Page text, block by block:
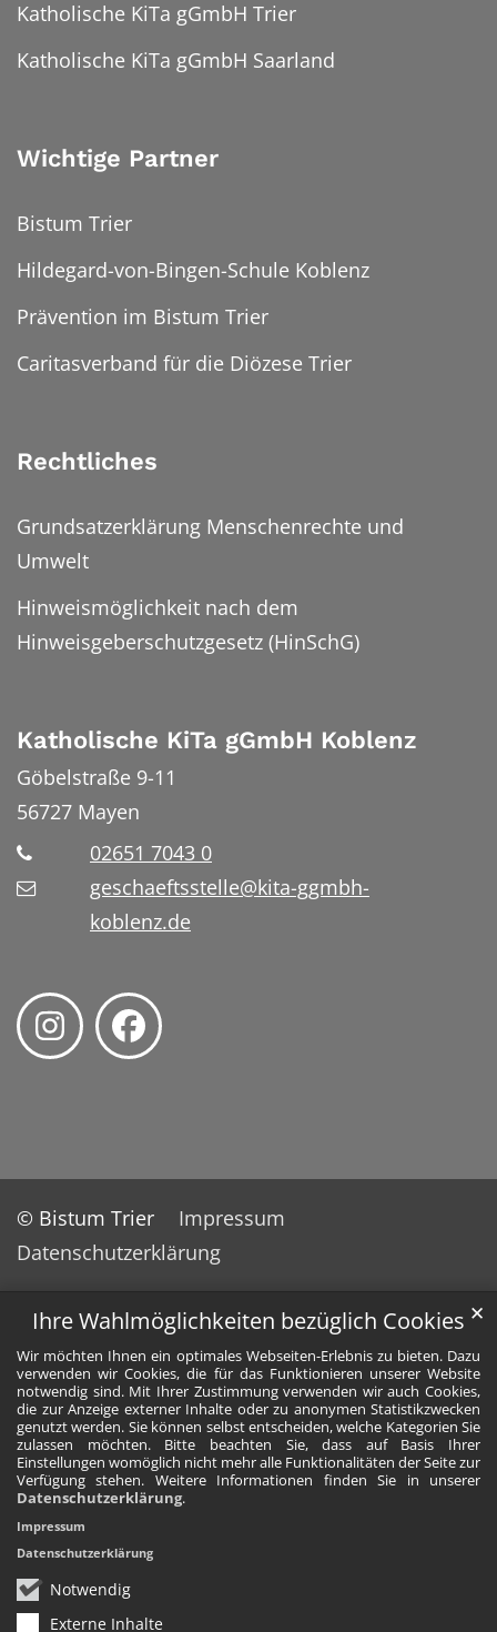
Ihre Wahlmöglichkeiten bezüglich Cookies
Wir möchten Ihnen ein optimales Webseiten-Erlebnis zu bieten. Dazu
verwenden wir Cookies, die für das Funktionieren unserer Website
notwendig sind. Mit Ihrer Zustimmung verwenden wir auch Cookies,
die zur Anzeige externer Inhalte oder zu anonymen Statistikzwecken
genutzt werden. Sie können selbst entscheiden, welche Kategorien Sie
zulassen möchten. Bitte beachten Sie, dass auf Basis Ihrer
Einstellungen womöglich nicht mehr alle Funktionalitäten der Seite zur
Verfügung stehen. Weitere Informationen finden Sie in unserer
Datenschutzerklärung.
Notwendig
Externe Inhalte
✕
Impressum
Datenschutzerklärung
Katholische KiTa gGmbH Trier
Katholische KiTa gGmbH Saarland
Wichtige Partner
Bistum Trier
Hildegard-von-Bingen-Schule Koblenz
Prävention im Bistum Trier
Caritasverband für die Diözese Trier
Rechtliches
Grundsatzerklärung Menschenrechte und
Umwelt
Hinweismöglichkeit nach dem
Hinweisgeberschutzgesetz (HinSchG)
Katholische KiTa gGmbH Koblenz
Göbelstraße 9-11
56727 Mayen
02651 7043 0
geschaeftsstelle@kita-ggmbh-
koblenz.de
© Bistum Trier
Impressum
Datenschutzerklärung